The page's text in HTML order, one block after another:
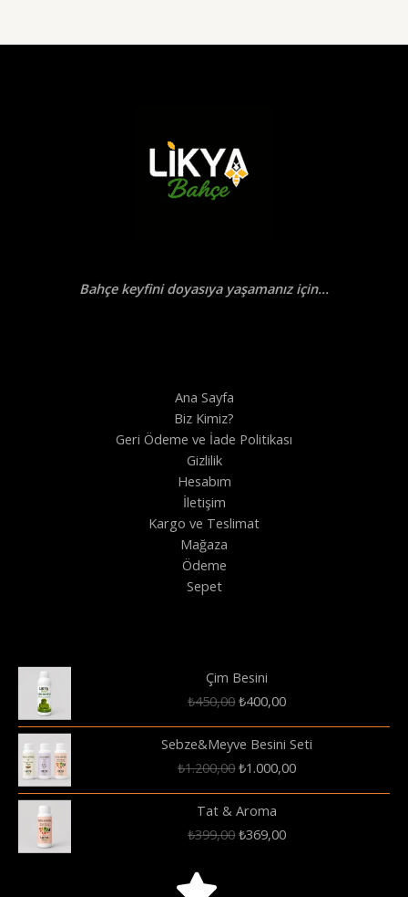
Bahçe keyfini doyasıya yaşamanız için...
Ana Sayfa
Biz Kimiz?
Geri Ödeme ve İade Politikası
Gizlilik
Hesabım
İletişim
Kargo ve Teslimat
Mağaza
Ödeme
Sepet
Çim Besini
₺450,00Orijinal
₺450,00.
₺400,00Şu
fiyat:
Sebze&Meyve Besini Seti
₺1.200,00Orijinal
₺1.200,00.
₺1.000,00Şu
Tat & Aroma
₺399,00Orijinal
₺369,00Şu